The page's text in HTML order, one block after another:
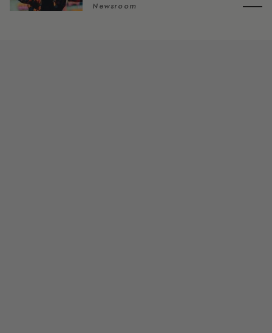
Newsroom